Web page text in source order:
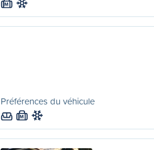
M
Préférences du véhicule
M